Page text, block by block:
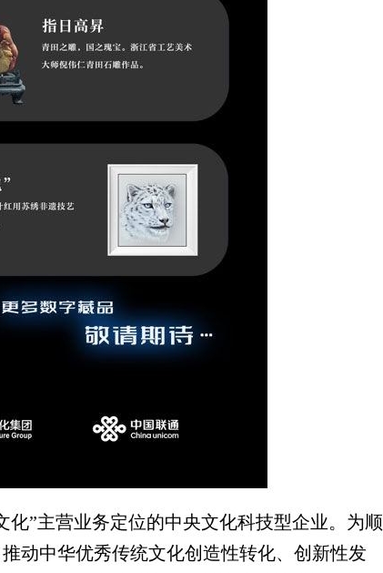
”主营业务定位的中央文化科技型企业。为顺
动中华优秀传统文化创造性转化、创新性发